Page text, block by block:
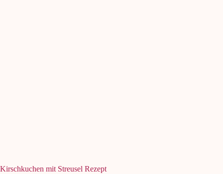
Kirschkuchen mit Streusel Rezept